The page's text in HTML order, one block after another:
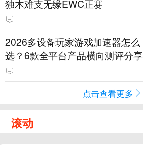
独木难支无缘EWC正赛
2026多设备玩家游戏加速器怎么
选？6款全平台产品横向测评分享
点击查看更多
滚动